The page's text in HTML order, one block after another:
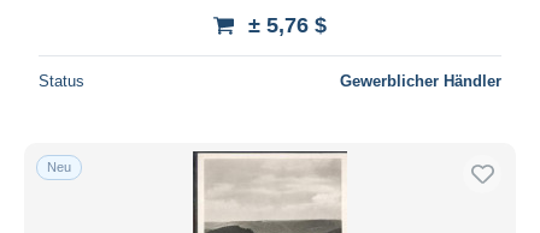
± 5,76 $
Status Gewerblicher Händler
Neu